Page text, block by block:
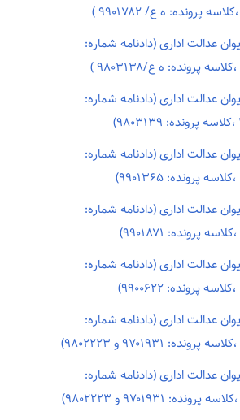
عدالت اداری (دادنامه شماره:
عدالت اداری (دادنامه شماره:
عدالت اداری (دادنامه شماره:
عدالت اداری (دادنامه شماره:
عدالت اداری (دادنامه شماره:
عدالت اداری (دادنامه شماره:
عدالت اداری (دادنامه شماره: